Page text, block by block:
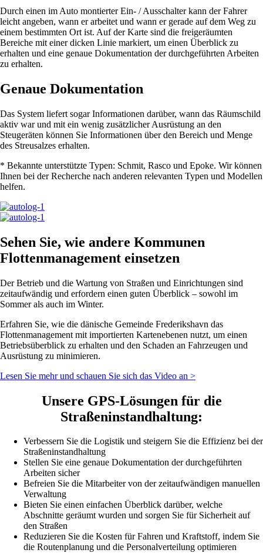
Durch einen im Auto montierter Ein- / Ausschalter kann der Fahrer
leicht angeben, wann er arbeitet und wann er gerade auf dem Weg zu
einem bestimmten Ort ist. Auf der Karte sind die freigeräumten
Bereiche mit einer dicken Linie markiert, um einen Überblick zu
erhalten und eine genaue Dokumentation der durchgeführten Arbeiten
zu erhalten.
Genaue Dokumentation
Das System liefert sogar Informationen darüber, wann das Räumschild
aktiv war und mit ein wenig zusätzlicher Ausrüstung an den
Steugeräten können Sie Informationen über den Bereich und Menge
des Streusalzes erhalten.
* Bekannte unterstützte Typen: Schmit, Rasco und Epoke. Wir können
Ihnen bei der Recherche nach anderen relevanten Typen und Modellen
helfen.
Sehen Sie, wie andere Kommunen
Flottenmanagement einsetzen
Der Betrieb und die Wartung von Straßen und Einrichtungen sind
zeitaufwändig und erfordern einen guten Überblick – sowohl im
Sommer als auch im Winter.
Erfahren Sie, wie die dänische Gemeinde Frederikshavn das
Flottenmanagement mit importierten Kartenebenen nutzt, um einen
Betriebsüberblick zu erhalten und den Schaden an Fahrzeugen und
Ausrüstung zu minimieren.
Lesen Sie mehr und schauen Sie sich das Video an >
Unsere GPS-Lösungen für die
Straßeninstandhaltung:
Verbessern Sie die Logistik und steigern Sie die Effizienz bei der
Straßeninstandhaltung
Stellen Sie eine genaue Dokumentation der durchgeführten
Arbeiten sicher
Befreien Sie die Mitarbeiter von der zeitaufwändigen manuellen
Verwaltung
Bieten Sie einen einfachen Überblick darüber, welche
Abschnitte geräumt wurden und sorgen Sie für Sicherheit auf
den Straßen
Reduzieren Sie die Kosten für Fahren und Kraftstoff, indem Sie
die Routenplanung und die Personalverteilung optimieren